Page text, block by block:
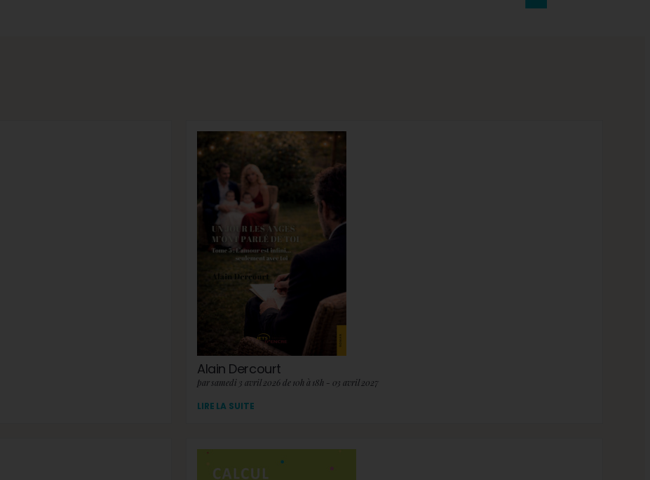
Alain Dercourt
par samedi 3 avril 2026 de 10h à 18h - 03 avril 2027
LIRE LA SUITE